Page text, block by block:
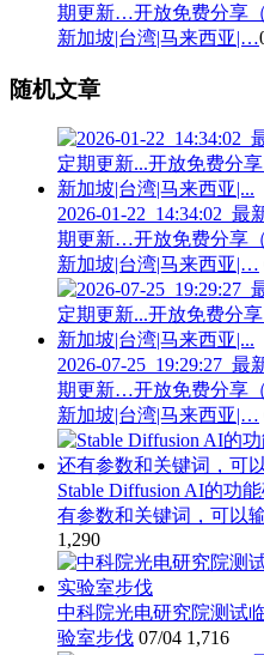
期更新…开放免费分享
新加坡|台湾|马来西亚|…
随机文章
2026-01-22_14:34:02_
期更新…开放免费分享
新加坡|台湾|马来西亚|…
2026-07-25_19:29:27_
期更新…开放免费分享
新加坡|台湾|马来西亚|…
Stable Diffusion AI的功
有参数和关键词，可以
1,290
中科院光电研究院测试
验室步伐 07/04 1,716